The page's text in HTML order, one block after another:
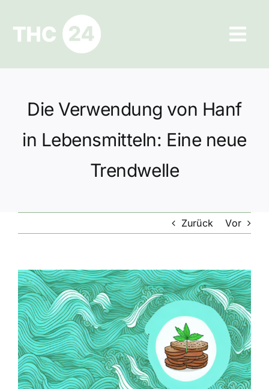
springen
Ratgeber
Hilfe und Kontakt
Datenschutz
Die Verwendung von Hanf
in Lebensmitteln: Eine neue
Trendwelle
Zurück Vor
Zeige
grösseres
Bild